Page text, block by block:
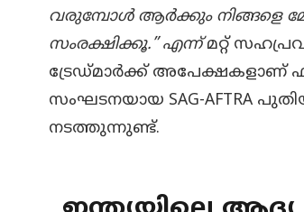
വരുമ്പോൾ ആർക്കും നിങ്ങളെ
സംരക്ഷിക്കൂ.” എന്ന് മറ്റ്
ട്രേഡ്മാർക്ക്
സംഘടനയായ SAG-AFTRA
നടത്തുന്നുണ്ട്.